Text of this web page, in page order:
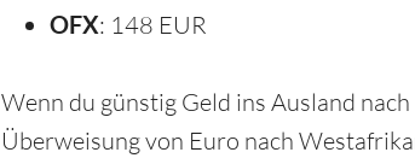
OFX: 148 EUR
Wenn du günstig Geld ins Ausland
Überweisung von Euro nach